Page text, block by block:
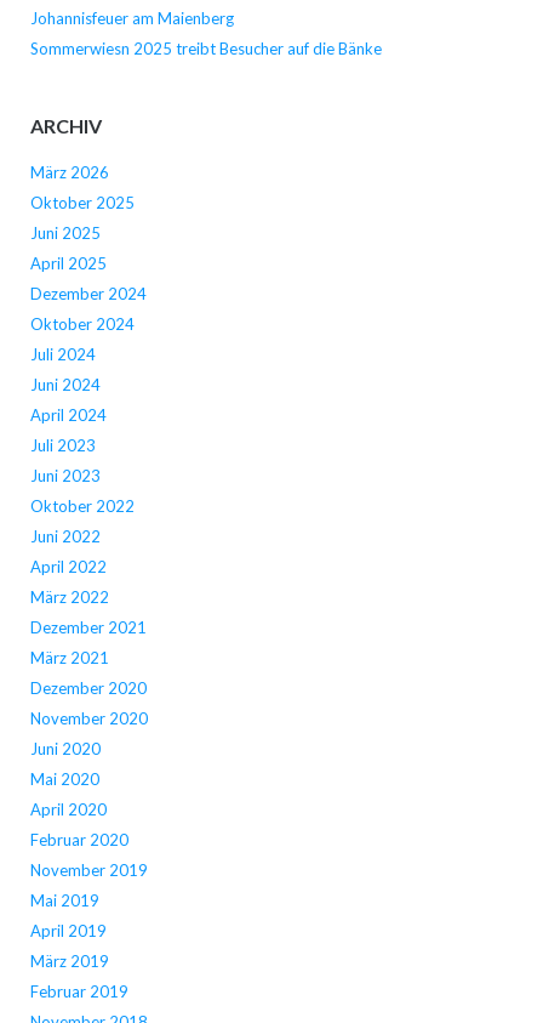
Johannisfeuer am Maienberg
Sommerwiesn 2025 treibt Besucher auf die Bänke
ARCHIV
März 2026
Oktober 2025
Juni 2025
April 2025
Dezember 2024
Oktober 2024
Juli 2024
Juni 2024
April 2024
Juli 2023
Juni 2023
Oktober 2022
Juni 2022
April 2022
März 2022
Dezember 2021
März 2021
Dezember 2020
November 2020
Juni 2020
Mai 2020
April 2020
Februar 2020
November 2019
Mai 2019
April 2019
März 2019
Februar 2019